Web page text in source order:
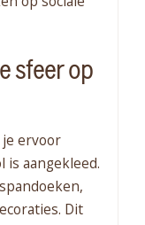
sfeer op
ervoor
is aangekleed.
Dit